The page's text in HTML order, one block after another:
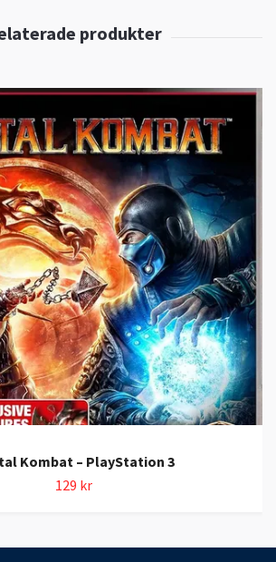
Kombat – PlayStation 3
129 kr